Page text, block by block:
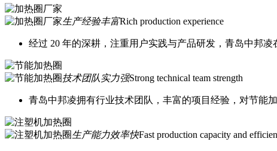
生产经验丰富Rich production experience
经过 20 年的深耕，注重用户实践与产品研发，青岛中邦
技术团队实力强Strong technical team strength
青岛中邦凌拥有行业技术团队，丰富的项目经验，对节能
生产能力效率快Fast production capacity and